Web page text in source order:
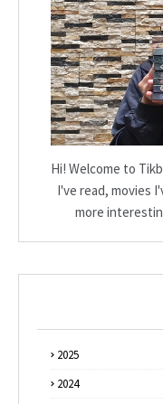
Hi! Welcome to
I've read, movies
more
2025
2024